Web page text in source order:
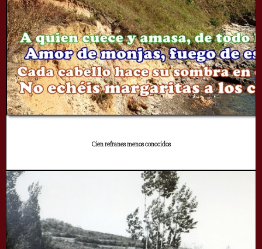
Cien refranes menos conocidos